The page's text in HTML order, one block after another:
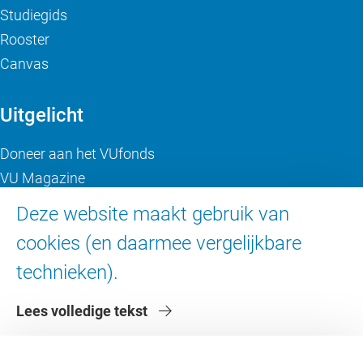
Deze website maakt gebruik van
cookies (en daarmee vergelijkbare
technieken).
Lees volledige tekst
Studiegids
Rooster
Canvas
Uitgelicht
Doneer aan het VUfonds
VU Magazine
Over de VU
Contact en route